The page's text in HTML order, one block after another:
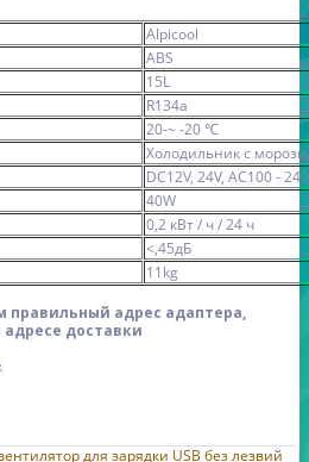
Alpicool
ABS
15L
R134a
20-~ -20 ℃
Холодильник с
DC12V, 24V, AC100 -
40W
0,2 кВт / ч / 24 ч
<,45дБ
11kg
адрес адаптера,
доставки